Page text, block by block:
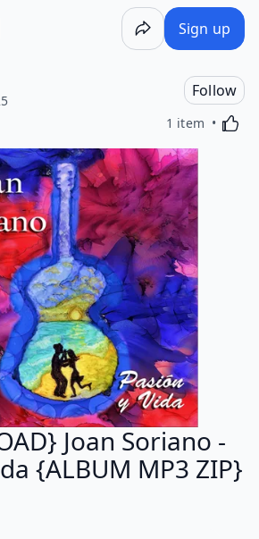
Sign up
Follow
1 item
Joan Soriano -
{ALBUM MP3 ZIP}